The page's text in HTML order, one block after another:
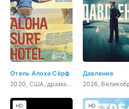
Отель Алоха Сёрф
2020, США, драма, комедия
Давление
HD HD